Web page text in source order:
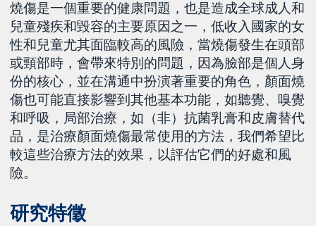
燒傷是一個重要的健康問題，也是造成全球成人和
兒童殘疾和毀容的主要原因之一，低收入國家的女
性和兒童尤其面臨較高的風險，當燒傷發生在頭部
或頸部時，會帶來特別的問題，因為臉部是個人身
份的核心，並在溝通中扮演著重要的角色，顏面燒
傷也可能直接影響到其他基本功能，如聽覺、嗅覺
和呼吸，局部治療，如（非）抗菌乳膏和皮膚替代
品，是治療顏面燒傷最常使用的方法，我們希望比
較這些治療方法的效果，以評估它們的好處和風
險。
研究特徵